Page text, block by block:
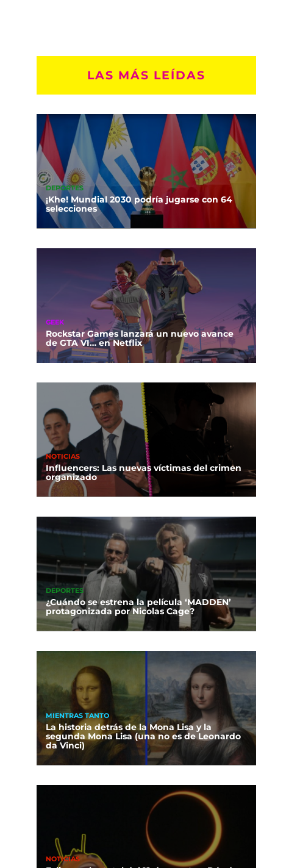
LAS MÁS LEÍDAS
DEPORTES
¡Khe! Mundial 2030 podría jugarse con 64
selecciones
GEEK
Rockstar Games lanzará un nuevo avance
de GTA VI… en Netflix
NOTICIAS
Influencers: Las nuevas víctimas del crimen
organizado
DEPORTES
¿Cuándo se estrena la película ‘MADDEN’
protagonizada por Nicolas Cage?
MIENTRAS TANTO
La historia detrás de la Mona Lisa y la
segunda Mona Lisa (una no es de Leonardo
da Vinci)
NOTICIAS